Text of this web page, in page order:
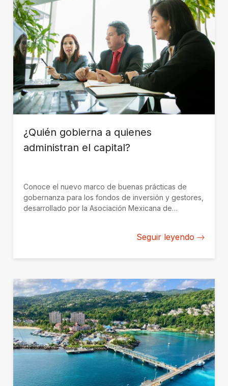
¿Quién gobierna a quienes
administran el capital?
Conoce el nuevo marco de buenas prácticas de
gobernanza para los fondos de inversión y gestores,
desarrollado por la Asociación Mexicana de
Seguir leyendo